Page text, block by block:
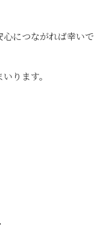
につながれば幸いで
ります。